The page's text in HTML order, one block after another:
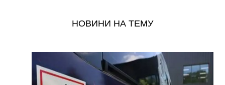
Що відбувається з ціною на гречку та чого очікувати
Залишилося мало часу: розвідка США шокувала
новим прогнозом щодо нападу Путіна на НАТО
НОВИНИ НА ТЕМУ